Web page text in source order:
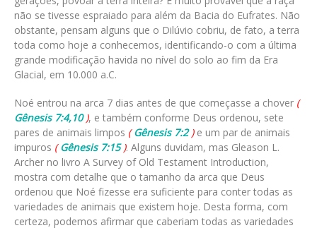
não se tivesse espraiado para além da Bacia do Eufrates. Não
obstante, pensam alguns que o Dilúvio cobriu, de fato, a terra
toda como hoje a conhecemos, identificando-o com a última
grande modificação havida no nível do solo ao fim da Era
Glacial, em 10.000 a.C.
Noé entrou na arca 7 dias antes de que começasse a chover (
Gênesis 7:4,10), e também conforme Deus ordenou, sete
pares de animais limpos (Gênesis 7:2)e um par de animais
impuros (Gênesis 7:15). Alguns duvidam, mas Gleason L.
Archer no livro A Survey of Old Testament Introduction,
mostra com detalhe que o tamanho da arca que Deus
ordenou que Noé fizesse era suficiente para conter todas as
variedades de animais que existem hoje. Desta forma, com
certeza, podemos afirmar que caberiam todas as variedades